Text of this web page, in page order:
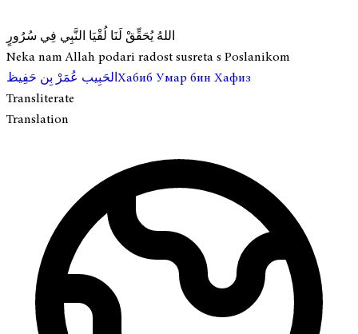
اللهُ يُحَقِّقْ لَنَا لُقْيَا النَّبِي فِي سُرُورٍ
Neka nam Allah podari radost susreta s Poslanikom
الحَبِيب عُمَرْ بِن حَفِيظХабиб Умар бин Хафиз
Transliterate
Translation